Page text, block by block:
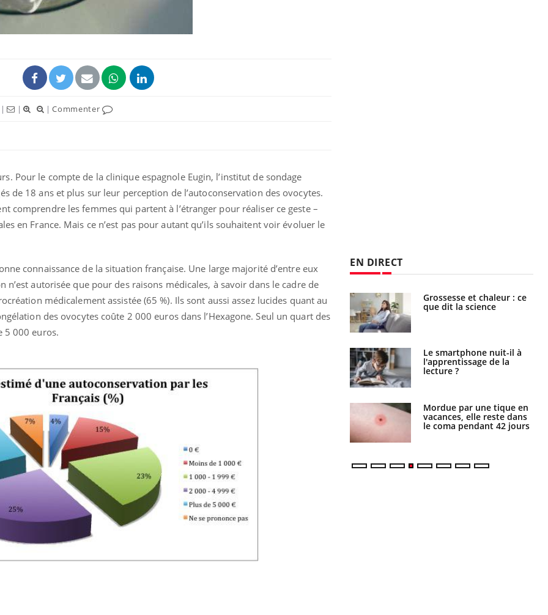
| | |Commenter
Pour le compte de la clinique espagnole Eugin, l’institut de sondage
de 18 ans et plus sur leur perception de l’autoconservation des ovocytes.
comprendre les femmes qui partent à l’étranger pour réaliser ce geste –
en France. Mais ce n’est pas pour autant qu’ils souhaitent voir évoluer le
connaissance de la situation française. Une large majorité d’entre eux
n’est autorisée que pour des raisons médicales, à savoir dans le cadre de
médicalement assistée (65 %). Ils sont aussi assez lucides quant au
des ovocytes coûte 2 000 euros dans l’Hexagone. Seul un quart des
5 000 euros.
EN DIRECT
Fortes chaleurs :
pourquoi le risque de
noyade grimpe-t-il ?
cancer ?
Pourquoi manger moins
de protéines pourrait
finalement être bénéfique
Grossesse et chaleur : ce
que dit la science
Le smartphone nuit-il à
l'apprentissage de la
lecture ?
Mordue par une tique en
vacances, elle reste dans
le coma pendant 42 jours
Mordue par un
barracuda, une petite fille
secourue grâce à un
Légionellose en Suisse :
quelle est l’origine de la
contamination ?
Allergies alimentaires :
une nouvelle arme contre
les réactions sévères